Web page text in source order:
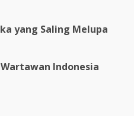
yang Saling Melupa
Indonesia